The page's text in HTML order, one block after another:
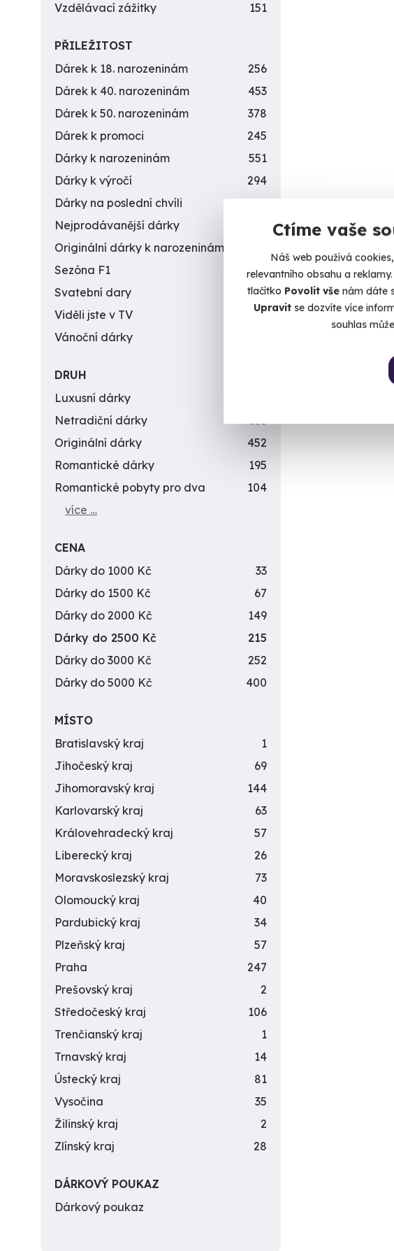
Ctíme vaše
Náš web používá
relevantního obsahu a
tlačítko Povolit vše nám dáte
Upravitse dozvíte více
souhlas
Vzdělávací zážitky
151
PŘILEŽITOST
Dárek k 18. narozeninám
256
Dárek k 40. narozeninám
453
Dárek k 50. narozeninám
378
Dárek k promoci
245
Dárky k narozeninám
551
Dárky k výročí
294
Dárky na poslední chvíli
450
Nejprodávanější dárky
Originální dárky k narozeninám
Sezóna F1
4
Svatební dary
196
Viděli jste v TV
31
Vánoční dárky
DRUH
Luxusní dárky
Netradiční dárky
353
Originální dárky
452
Romantické dárky
195
Romantické pobyty pro dva
104
více …
CENA
Dárky do 1000 Kč
33
Dárky do 1500 Kč
67
Dárky do 2000 Kč
149
Dárky do 2500 Kč
215
Dárky do 3000 Kč
252
Dárky do 5000 Kč
400
MÍSTO
Bratislavský kraj
1
Jihočeský kraj
69
Jihomoravský kraj
144
Karlovarský kraj
63
Královehradecký kraj
57
Liberecký kraj
26
Moravskoslezský kraj
73
Olomoucký kraj
40
Pardubický kraj
34
Plzeňský kraj
57
Praha
247
Prešovský kraj
2
Středočeský kraj
106
Trenčianský kraj
1
Trnavský kraj
14
Ústecký kraj
81
Vysočina
35
Žilinský kraj
2
Zlínský kraj
28
DÁRKOVÝ POUKAZ
Dárkový poukaz